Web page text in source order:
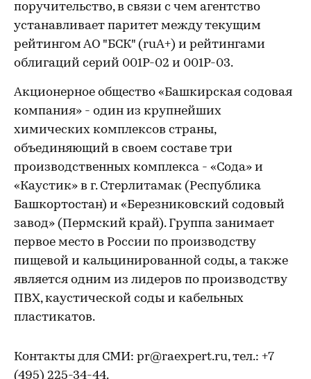
поручительство, в связи с чем агентство
устанавливает паритет между текущим
рейтингом АО "БСК" (ruA+) и рейтингами
облигаций серий 001P-02 и 001P-03.
Акционерное общество «Башкирская содовая
компания» - один из крупнейших
химических комплексов страны,
объединяющий в своем составе три
производственных комплекса - «Сода» и
«Каустик» в г. Стерлитамак (Республика
Башкортостан) и «Березниковский содовый
завод» (Пермский край). Группа занимает
первое место в России по производству
пищевой и кальцинированной соды, а также
является одним из лидеров по производству
ПВХ, каустической соды и кабельных
пластикатов.
Контакты для СМИ: pr@raexpert.ru, тел.: +7
(495) 225-34-44.